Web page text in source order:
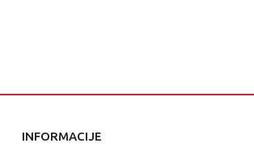
INFORMACIJE